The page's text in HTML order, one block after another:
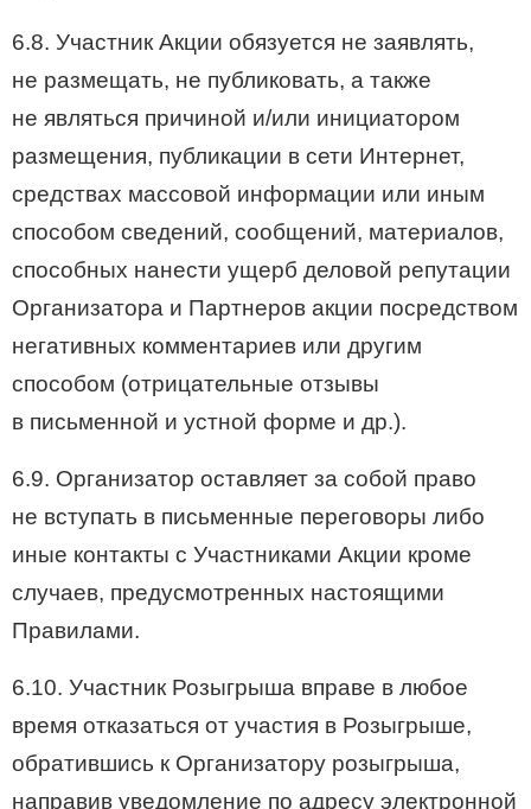
6.8. Участник Акции обязуется не заявлять,
не размещать, не публиковать, а также
не являться причиной и/или инициатором
размещения, публикации в сети Интернет,
средствах массовой информации или иным
способом сведений, сообщений, материалов,
способных нанести ущерб деловой репутации
Организатора и Партнеров акции посредством
негативных комментариев или другим
способом (отрицательные отзывы
в письменной и устной форме и др.).
6.9. Организатор оставляет за собой право
не вступать в письменные переговоры либо
иные контакты с Участниками Акции кроме
случаев, предусмотренных настоящими
Правилами.
6.10. Участник Розыгрыша вправе в любое
время отказаться от участия в Розыгрыше,
обратившись к Организатору розыгрыша,
направив уведомление по адресу электронной